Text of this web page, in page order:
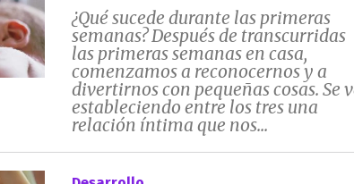
¿Qué sucede durante las primeras
semanas? Después de transcurridas
las primeras semanas en casa,
comenzamos a reconocernos y a
divertirnos con pequeñas cosas. Se
estableciendo entre los tres una
relación íntima que nos...